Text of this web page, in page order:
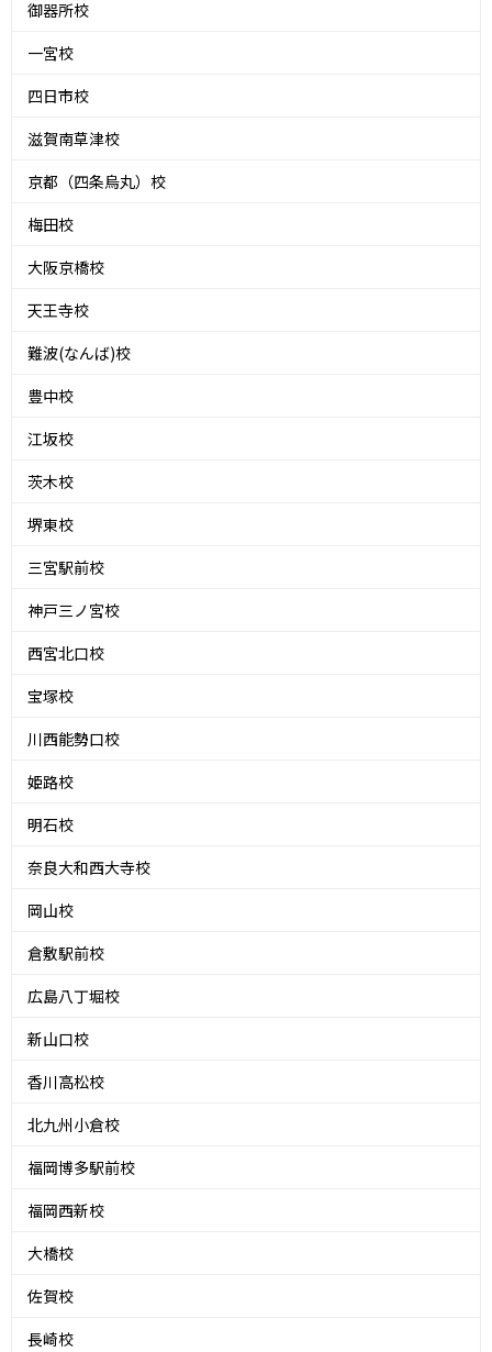
御器所校
一宮校
四日市校
滋賀南草津校
京都（四条烏丸）校
梅田校
大阪京橋校
天王寺校
難波(なんば)校
豊中校
江坂校
茨木校
堺東校
三宮駅前校
神戸三ノ宮校
西宮北口校
宝塚校
川西能勢口校
姫路校
明石校
奈良大和西大寺校
岡山校
倉敷駅前校
広島八丁堀校
新山口校
香川高松校
北九州小倉校
福岡博多駅前校
福岡西新校
大橋校
佐賀校
長崎校